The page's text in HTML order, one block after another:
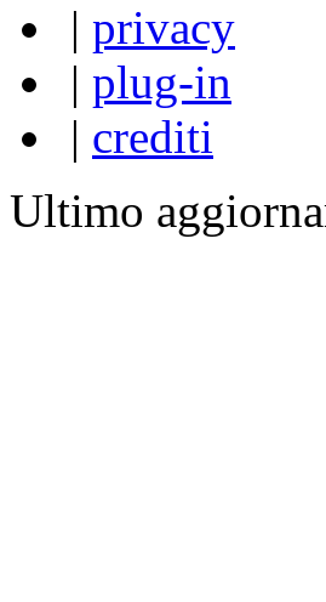
| privacy
| plug-in
| crediti
Ultimo